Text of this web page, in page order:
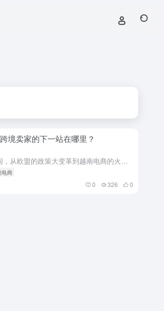
境卖家的下一站在哪里？
今天的跨境圈可真是热闹，从欧盟的政策大变革到越南电商的火爆增长，再到 AI 工具的智能升级，每一条都跟咱们卖家的钱袋子息息相关。特别是越南电商那个 25-27% 的超预期增长，这个数字背后到底藏着什么...
电商
0 326 0